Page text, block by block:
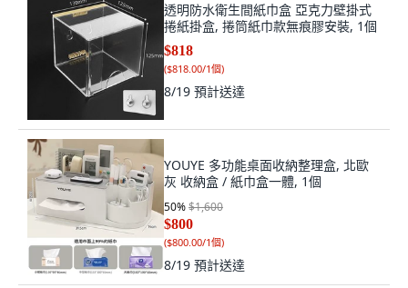
透明防水衛生間紙巾盒 亞克力壁掛式
捲紙掛盒, 捲筒紙巾款無痕膠安裝, 1個
$818
($818.00/1個)
8/19 預計送達
YOUYE 多功能桌面收納整理盒, 北歐
灰 收納盒 / 紙巾盒一體, 1個
50%$1,600
$800
($800.00/1個)
8/19 預計送達